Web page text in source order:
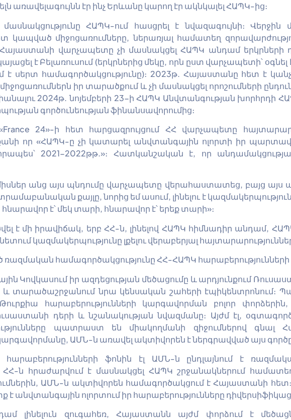
առավելագույնն էր ինչ Երևանը կարող էր ակնկալել ՀԱՊԿ-ից։
ՀԱՊԿ-ում հասցրել է նվազագույնի։
կապված միջոցառումները, ներառյալ համատեղ
Հայաստանի վարչապետը չի մասնակցել ՀԱՊԿ անդամ
է Բելառուսում (երկրներից մեկը, որն ըստ վարչապետի՝
է սերտ համագործակցությունը)։ 2023թ. Հայաստանը հետ է
միջոցառումներն իր տարածքում և չի մասնակցել որոշումների
2024թ. նոյեմբերի 23-ի ՀԱՊԿ Անվտանգության խորհրդի
գործունեության ֆինանսավորումից։
24»-ի հետ հարցազրույցում ՀՀ վարչապետը
որ «ՀԱՊԿ-ը չի կատարել անվտանգային ոլորտի իր
2021-2022թթ.»։ Հատկանշական է, որ
անց այս պնդումը վարչապետը վերահաստատեց, բայց այս
քայլը, նորից եմ ասում, լինելու է
է՝ մեկ տարի, հնարավոր է՝ երեք տարի»։
է մի իրավիճակ, երբ ՀՀ-ն, լինելով ՀԱՊԿ հիմնադիր անդամ,
կազմակերպությունը լքելու վերաբերյալ
ռազմական համագործակցությունը ՀՀ-ՀԱՊԿ
Կովկասում իր ազդեցության մեծացումը և արդյունքում
և տարածաշրջանում նրա կենսական շահերի
հարաբերությունների կարգավորման բոլոր
դերի և նշանակության նվազմանը։ Այժմ էլ,
պատրաստ են միակողմանի զիջումներով գնալ
ԱՄՆ-ն առավել ակտիվորեն է ներգրավված այս
ֆոնին էլ ԱՄՆ-ն ընդլայնում է
ն հրաժարվում է մասնակցել ՀԱՊԿ շրջանակներում
ԱՄՆ-ն ակտիվորեն համագործակցում է Հայաստանի
է անվտանգային ոլորտում իր հարաբերությունները
լինելուն զուգահեռ, Հայաստանն այժմ փորձում է